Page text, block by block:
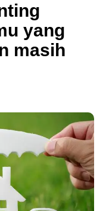
yang
masih